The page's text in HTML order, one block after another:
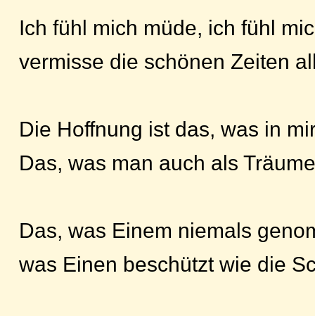
Ich fühl mich müde, ich fühl
vermisse die schönen Zeiten
Die Hoffnung ist das, was in
Das, was man auch als
Das, was Einem niemals
was Einen beschützt wie die